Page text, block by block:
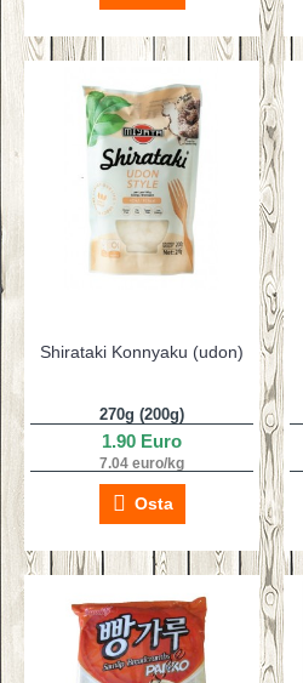
Shirataki Konnyaku (udon)
270g (200g)
1.90 Euro
7.04 euro/kg
Osta